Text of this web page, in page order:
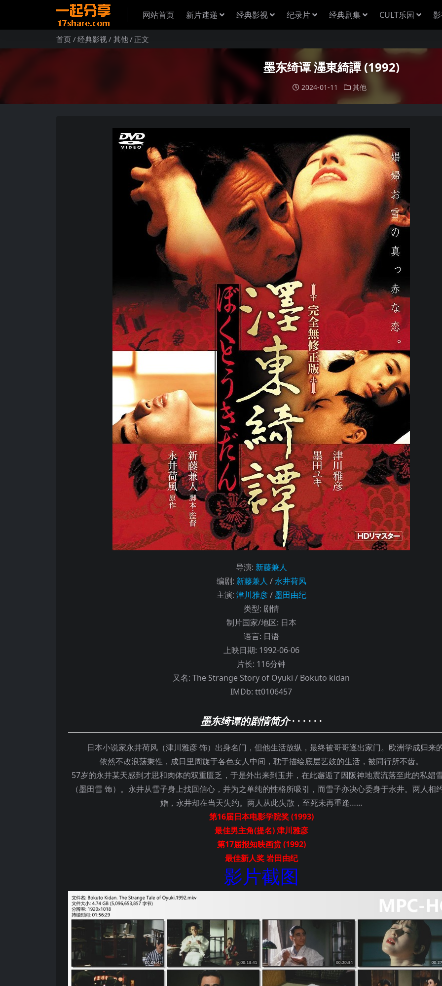
网站首页 新片速递 经典影视 纪录片 经典剧集 CULT乐园
首页 经典影视 其他 正文
墨东绮谭 濹東綺譚 (1992)
2024-01-11 其他
导演: 新藤兼人
编剧: 新藤兼人 / 永井荷风
主演: 津川雅彦/墨田由纪
类型: 剧情
制片国家/地区: 日本
语言: 日语
上映日期: 1992-06-06
片长: 116分钟
又名: The Strange Story of Oyuki / Bokuto kidan
IMDb: tt0106457
墨东绮谭的剧情简介· · · · · ·
日本小说家永井荷风（津川雅彦 饰）出身名门，但他生活放纵，最终被哥哥逐出家门。欧洲学成归来
依然不改浪荡秉性，成日里周旋于各色女人中间，耽于描绘底层艺妓的生活，被同行所不齿。
57岁的永井某天感到才思和肉体的双重匮乏，于是外出来到玉井，在此邂逅了因阪神地震流落至此的私娼
（墨田雪 饰）。永井从雪子身上找回信心，并为之单纯的性格所吸引，而雪子亦决心委身于永井。两人相
婚，永井却在当天失约。两人从此失散，至死未再重逢……
第16届日本电影学院奖 (1993)
最佳男主角(提名) 津川雅彦
第17届报知映画赏 (1992)
最佳新人奖 岩田由纪
影片截图